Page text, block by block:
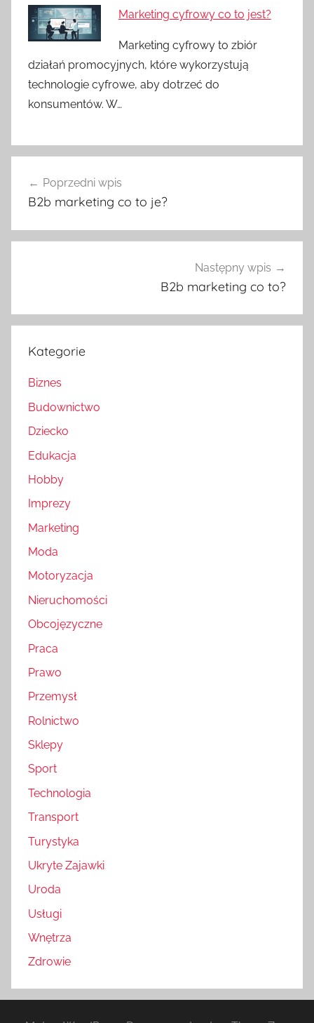
Marketing cyfrowy co to jest?
Marketing cyfrowy to zbiór
działań promocyjnych, które wykorzystują
technologie cyfrowe, aby dotrzeć do
konsumentów. W…
wpisu
Poprzedni wpis
B2b marketing co to je?
Następny wpis
B2b marketing co to?
Kategorie
Biznes
Budownictwo
Dziecko
Edukacja
Hobby
Imprezy
Marketing
Moda
Motoryzacja
Nieruchomości
Obcojęzyczne
Praca
Prawo
Przemysł
Rolnictwo
Sklepy
Sport
Technologia
Transport
Turystyka
Ukryte Zajawki
Uroda
Usługi
Wnętrza
Zdrowie